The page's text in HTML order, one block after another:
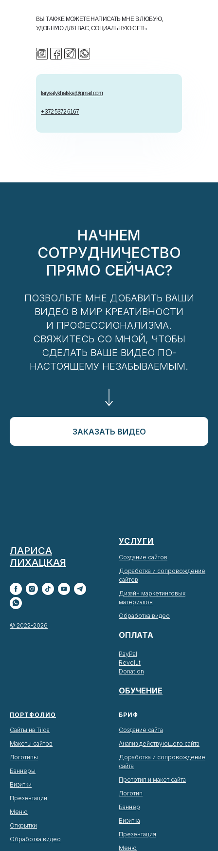
larysalykhatska@gmail.com
+ 372 5372 6167
ВЫ ТАКЖЕ МОЖЕТЕ НАПИСАТЬ МНЕ В ЛЮБУЮ,
УДОБНУЮ ДЛЯ ВАС, СОЦИАЛЬНУЮ СЕТЬ
НАЧНЕМ
СОТРУДНИЧЕСТВО
ПРЯМО СЕЙЧАС?
ПОЗВОЛЬТЕ МНЕ ДОБАВИТЬ ВАШИ
ВИДЕО В МИР КРЕАТИВНОСТИ
И ПРОФЕССИОНАЛИЗМА.
СВЯЖИТЕСЬ СО МНОЙ, ЧТОБЫ
СДЕЛАТЬ ВАШЕ ВИДЕО ПО-
НАСТОЯЩЕМУ НЕЗАБЫВАЕМЫМ.
ЗАКАЗАТЬ ВИДЕО
ЛАРИСА
ЛИХАЦКАЯ
© 2022-2026
УСЛУГИ
Создание сайтов
Доработка и сопровождение
сайтов
Дизайн маркетинговых
материалов
Обработка видео
ОПЛАТА
PayPal
Revolut
Donation
ОБУЧЕНИЕ
ПОРТФОЛИО
Сайты на Tilda
Макеты сайтов
Логотипы
Баннеры
Визитки
Презентации
Меню
Открытки
Обработка видео
БРИФ
Создание сайта
Анализ действующего сайта
Доработка и сопровождение
сайта
Прототип и макет сайта
Логотип
Баннер
Визитка
Презентация
Меню